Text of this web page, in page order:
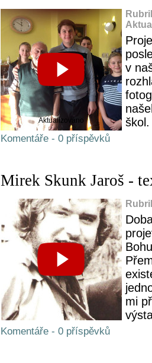
Aktualizováno
v
Komentáře - 0 příspěvků
Mirek Skunk Jaroš -
mi
Komentáře - 0 příspěvků